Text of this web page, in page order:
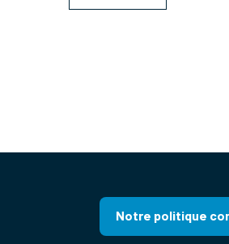
Notre politique